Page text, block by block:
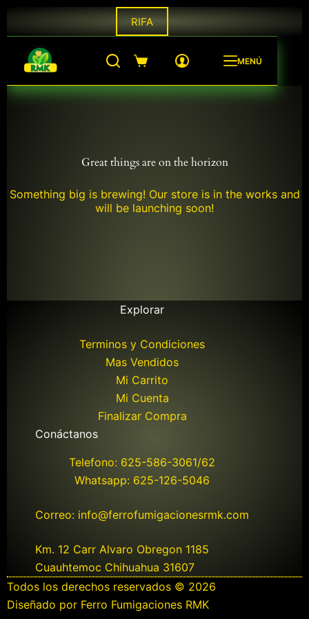
contenido
RIFA
Shopping
MENÚ
Great things are on the horizon
Something big is brewing! Our store is in the works and
will be launching soon!
Explorar
Terminos y Condiciones
Mas Vendidos
Mi Carrito
Mi Cuenta
Finalizar Compra
Conáctanos
Telefono: 625-586-3061/62
Whatsapp: 625-126-5046
Correo: info@ferrofumigacionesrmk.com
Km. 12 Carr Alvaro Obregon 1185
Cuauhtemoc Chihuahua 31607
Todos los derechos reservados © 2026
Diseñado por Ferro Fumigaciones RMK